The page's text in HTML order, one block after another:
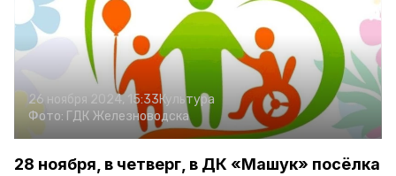
26 ноября 2024, 15:33Культура
Фото: ГДК Железноводска
28 ноября, в четверг, в ДК «Машук» посёлка